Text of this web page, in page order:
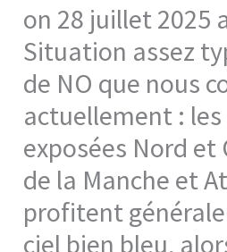
on 28 juillet 2025
Situation assez
de NO que nous
actuellement : les
exposées Nord et
de la Manche et
profitent
ciel bien bleu,